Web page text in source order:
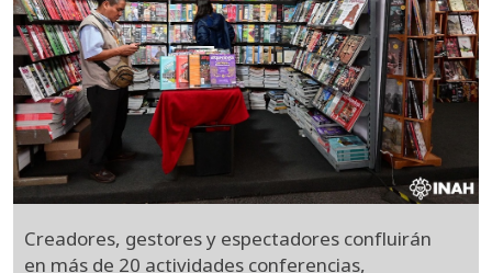
Creadores, gestores y espectadores confluirán
en más de 20 actividades conferencias,